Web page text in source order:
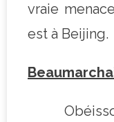
vraie
est à Beijing.